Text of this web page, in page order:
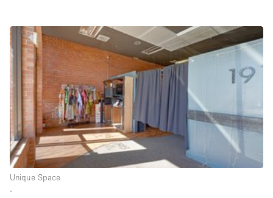
Photo
Shooting
Conference Meeting Office Shop Share
공간 유형
Advertisement Space
Apartment / Loft
Unique Space
∙